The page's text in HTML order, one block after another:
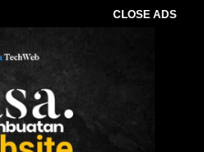
CLOSE ADS